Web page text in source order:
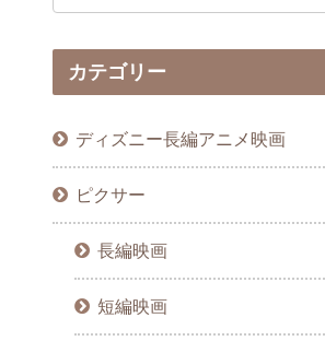
カテゴリー
ディズニー長編アニメ映画
ピクサー
長編映画
短編映画